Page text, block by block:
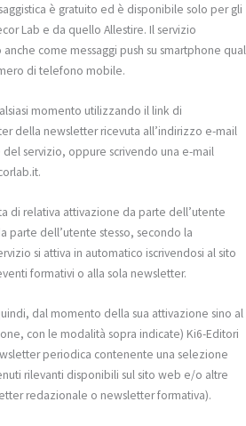
è gratuito ed è disponibile solo per gli
Lab e da quello Allestire. Il servizio
come messaggi push su smartphone qual
di telefono mobile.
momento utilizzando il link di
della newsletter ricevuta all’indirizzo e-mail
servizio, oppure scrivendo una e-mail
di relativa attivazione da parte dell’utente
parte dell’utente stesso, secondo la
si attiva in automatico iscrivendosi al sito
formativi o alla sola newsletter.
dal momento della sua attivazione sino al
con le modalità sopra indicate) Ki6-Editori
periodica contenente una selezione
rilevanti disponibili sul sito web e/o altre
redazionale o newsletter formativa).